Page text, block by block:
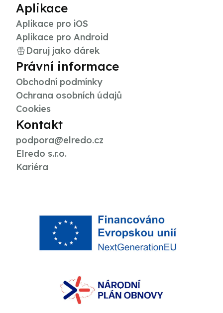
Aplikace
Aplikace pro iOS
Aplikace pro Android
Daruj jako dárek
Právní informace
Obchodní podmínky
Ochrana osobních údajů
Cookies
Kontakt
podpora@elredo.cz
Elredo s.r.o.
Kariéra